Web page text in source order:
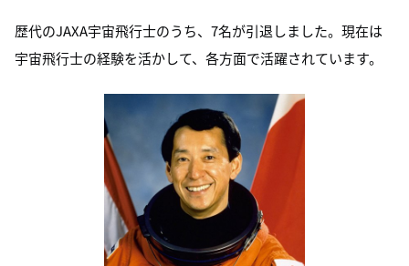
歴代のJAXA宇宙飛行士のうち、7名が引退しました。現在は
宇宙飛行士の経験を活かして、各方面で活躍されています。